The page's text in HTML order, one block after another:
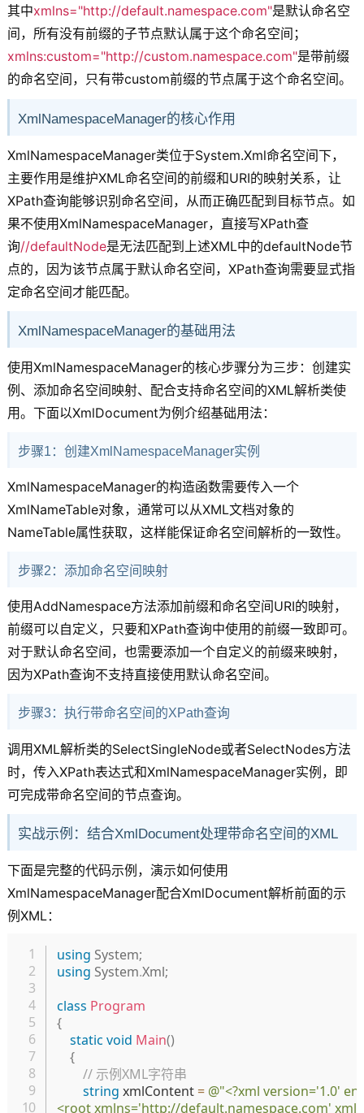
其中xmlns="http://default.namespace.com"是默认命名空
间，所有没有前缀的子节点默认属于这个命名空间；
xmlns:custom="http://custom.namespace.com"是带前缀
的命名空间，只有带custom前缀的节点属于这个命名空间。
XmlNamespaceManager的核心作用
XmlNamespaceManager类位于System.Xml命名空间下，
主要作用是维护XML命名空间的前缀和URI的映射关系，让
XPath查询能够识别命名空间，从而正确匹配到目标节点。如
果不使用XmlNamespaceManager，直接写XPath查
询//defaultNode是无法匹配到上述XML中的defaultNode节
点的，因为该节点属于默认命名空间，XPath查询需要显式指
定命名空间才能匹配。
XmlNamespaceManager的基础用法
使用XmlNamespaceManager的核心步骤分为三步：创建实
例、添加命名空间映射、配合支持命名空间的XML解析类使
用。下面以XmlDocument为例介绍基础用法：
步骤1：创建XmlNamespaceManager实例
XmlNamespaceManager的构造函数需要传入一个
XmlNameTable对象，通常可以从XML文档对象的
NameTable属性获取，这样能保证命名空间解析的一致性。
步骤2：添加命名空间映射
使用AddNamespace方法添加前缀和命名空间URI的映射，
前缀可以自定义，只要和XPath查询中使用的前缀一致即可。
对于默认命名空间，也需要添加一个自定义的前缀来映射，
因为XPath查询不支持直接使用默认命名空间。
步骤3：执行带命名空间的XPath查询
调用XML解析类的SelectSingleNode或者SelectNodes方法
时，传入XPath表达式和XmlNamespaceManager实例，即
可完成带命名空间的节点查询。
实战示例：结合XmlDocument处理带命名空间的XML
下面是完整的代码示例，演示如何使用
XmlNamespaceManager配合XmlDocument解析前面的示
例XML：
using System;
using System.Xml;
class Program
{
static void Main()
{
// 示例XML字符串
string xmlContent = @"<?xml version='1.0'
<root xmlns='http://default.namespace.com'